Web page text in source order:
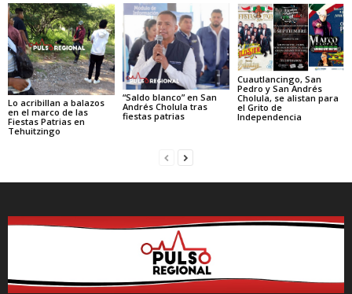
Lo acribillan a balazos
en el marco de las
Fiestas Patrias en
Tehuitzingo
“Saldo blanco” en San
Andrés Cholula tras
fiestas patrias
Cuautlancingo, San
Pedro y San Andrés
Cholula, se alistan para
el Grito de
Independencia